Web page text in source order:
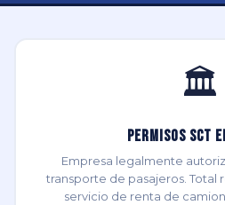
🏛️
Permisos SCT
Empresa legalmente
transporte de pasajeros. Total
servicio de renta de